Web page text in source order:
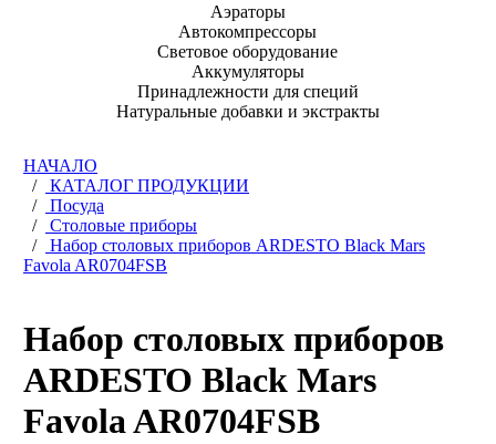
Аэраторы
Автокомпрессоры
Световое оборудование
Аккумуляторы
Принадлежности для специй
Натуральные добавки и экстракты
НАЧАЛО
/
КАТАЛОГ ПРОДУКЦИИ
/
Посуда
/
Столовые приборы
/
Набор столовых приборов ARDESTO Black Mars
Favola AR0704FSB
Набор столовых приборов
ARDESTO Black Mars
Favola AR0704FSB